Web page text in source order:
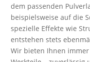
dem passenden
beispielsweise auf die
spezielle Effekte wie
entstehen stets
Wir bieten Ihnen